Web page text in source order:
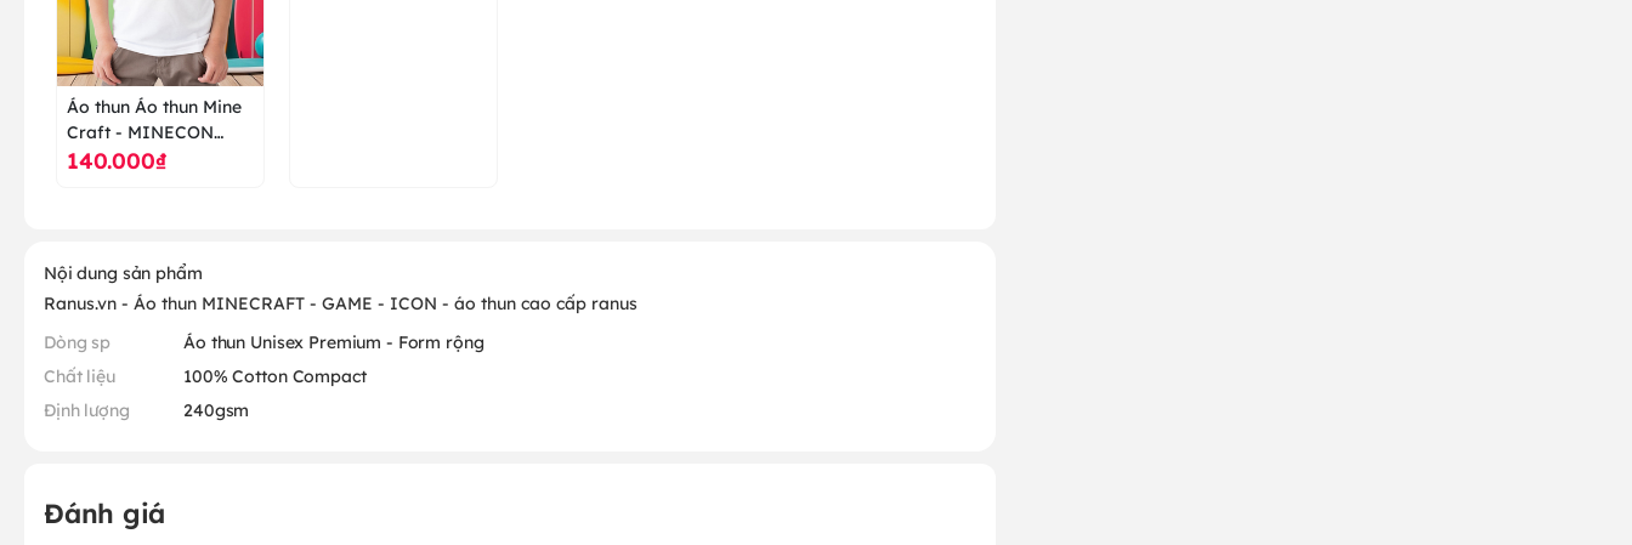
Áo thun Áo thun Mine
Craft - MINECON
EARTH - áo thun cao
140.000₫
Nội dung sản phẩm
Ranus.vn - Áo thun MINECRAFT - GAME - ICON - áo thun cao cấp ranus
Dòng sp
Áo thun Unisex Premium - Form rộng
Chất liệu
100% Cotton Compact
Định lượng
240gsm
Đánh giá